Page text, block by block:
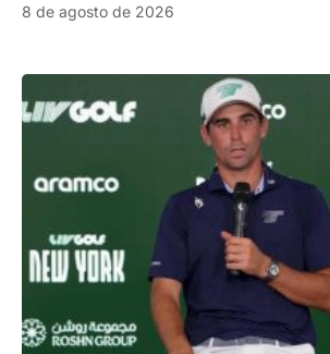
8 de agosto de 2026